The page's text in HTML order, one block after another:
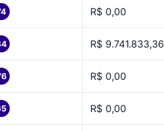
R$ 0,00
R$ 9.741.833,36
R$ 0,00
R$ 0,00